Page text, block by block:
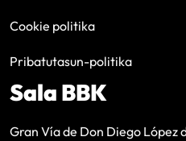
Cookie politika
Pribatutasun-politika
Sala BBK
Gran Vía de Don Diego López